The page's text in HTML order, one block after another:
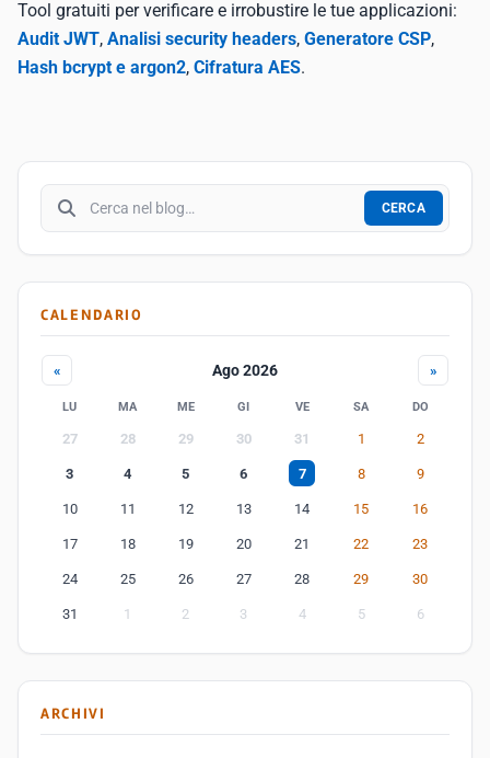
Tool gratuiti per verificare e irrobustire le tue applicazioni:
Audit JWT, Analisi security headers, Generatore CSP,
Hash bcrypt e argon2, Cifratura AES.
Cerca nel blog
CERCA
CALENDARIO
« Ago 2026 »
LU MA ME GI VE SA DO
27 28 29 30 31 1 2
3 4 5 6 7 8 9
10 11 12 13 14 15 16
17 18 19 20 21 22 23
24 25 26 27 28 29 30
31 1 2 3 4 5 6
ARCHIVI